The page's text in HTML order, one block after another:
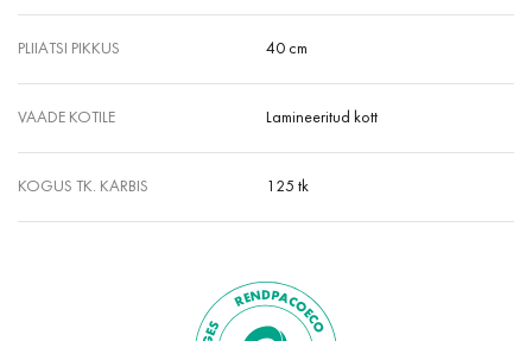
PLIIATSI PIKKUS 40 cm
VAADE KOTILE Lamineeritud kott
KOGUS TK. KARBIS 125 tk